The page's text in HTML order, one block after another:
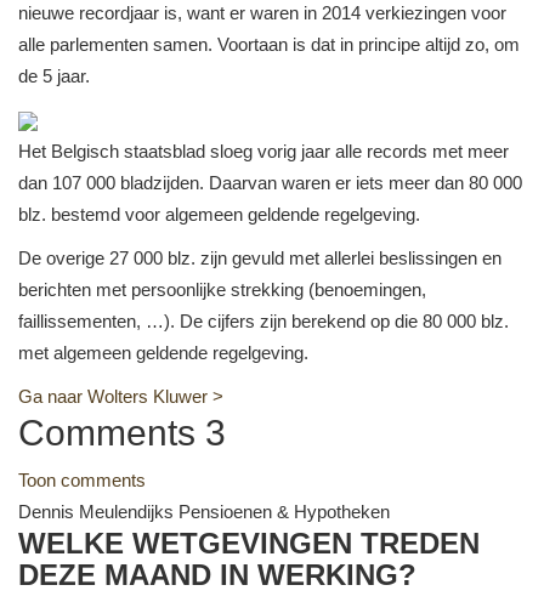
nieuwe recordjaar is, want er waren in 2014 verkiezingen voor
alle parlementen samen. Voortaan is dat in principe altijd zo, om
de 5 jaar.
Het Belgisch staatsblad sloeg vorig jaar alle records met meer
dan 107 000 bladzijden. Daarvan waren er iets meer dan 80 000
blz. bestemd voor algemeen geldende regelgeving.
De overige 27 000 blz. zijn gevuld met allerlei beslissingen en
berichten met persoonlijke strekking (benoemingen,
faillissementen, …). De cijfers zijn berekend op die 80 000 blz.
met algemeen geldende regelgeving.
Ga naar Wolters Kluwer >
Comments 3
Toon comments
Dennis Meulendijks Pensioenen & Hypotheken
WELKE WETGEVINGEN TREDEN
DEZE MAAND IN WERKING?